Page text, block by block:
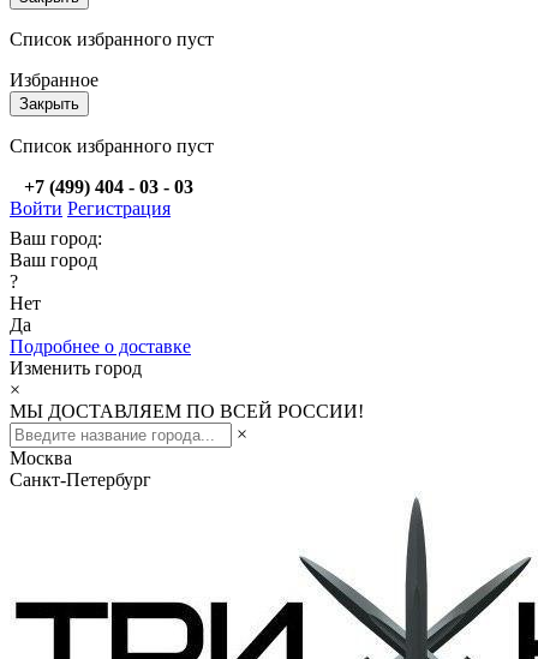
Список избранного пуст
Избранное
Закрыть
Список избранного пуст
+7 (499) 404 - 03 - 03
Войти Регистрация
Ваш город:
Ваш город
?
Нет
Да
Подробнее о доставке
Изменить город
×
МЫ ДОСТАВЛЯЕМ ПО ВСЕЙ РОССИИ!
×
Москва
Санкт-Петербург